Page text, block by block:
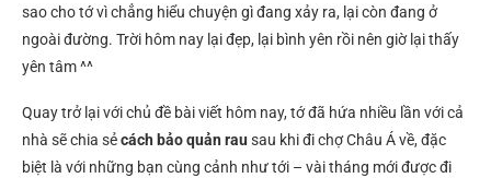
sao cho tớ vì chẳng hiểu chuyện gì đang xảy ra, lại còn đang ở
ngoài đường. Trời hôm nay lại đẹp, lại bình yên rồi nên giờ lại thấy
yên tâm ^^
Quay trở lại với chủ đề bài viết hôm nay, tớ đã hứa nhiều lần với cả
nhà sẽ chia sẻcách bảo quản rau sau khi đi chợ Châu Á về, đặc
biệt là với những bạn cùng cảnh như tới – vài tháng mới được đi